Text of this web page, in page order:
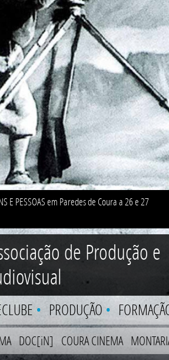
E PESSOAS em Paredes de Coura a 26 e 27
de Produção e
• PRODUÇÃO •
DOC[iN] COURA CINEMA